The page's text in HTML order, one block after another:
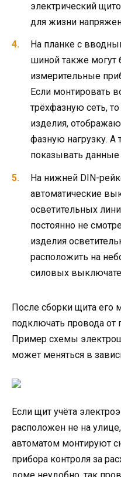
электрический
для жизни
На планке с
шиной также
измерительные
Если монтировать
трёхфазную сеть,
изделия,
фазную нагрузку. А
показывать
На нижней DIN-
автоматические
осветительных
постоянно не
изделия
расположить на
силовых
После сборки щита его
подключать провода от
Пример схемы
может меняться в
Если щит учёта
расположен не на
автоматом монтируют
прибора контроля за